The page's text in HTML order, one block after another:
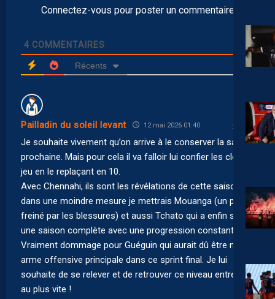
Connectez-vous pour poster un commentaire
4 COMMENTAIRES
Récents
Pailladin du soleil levant 12 mai 2026 01:40
Je souhaite vivement qu’on arrive à le conserver la saison
prochaine. Mais pour cela il va falloir lui confier les clés du
jeu en le replaçant en 10.
Avec Chennahi, ils sont les révélations de cette saison. Et
dans une moindre mesure je mettrais Mouanga (un peu
freiné par les blessures) et aussi Tchato qui a enfin sorti
une saison complète avec une progression constante.
Vraiment dommage pour Guéguin qui aurait dû être notre
arme offensive principale dans ce sprint final. Je lui
souhaite de se relever et de retrouver ce niveau entrevu
au plus vite !